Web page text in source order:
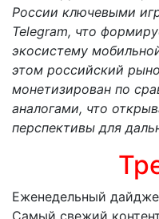
России ключевыми
Telegram, что
экосистему
этом российский
монетизирован по
аналогами, что
перспективы для
Еженедельный
Самый свежий